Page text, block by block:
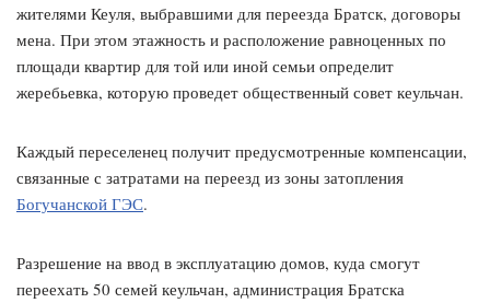
жителями Кеуля, выбравшими для переезда Братск, договоры
мена. При этом этажность и расположение равноценных по
площади квартир для той или иной семьи определит
жеребьевка, которую проведет общественный совет кеульчан.
Каждый переселенец получит предусмотренные компенсации,
связанные с затратами на переезд из зоны затопления
Богучанской ГЭС.
Разрешение на ввод в эксплуатацию домов, куда смогут
переехать 50 семей кеульчан, администрация Братска